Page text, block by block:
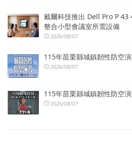
戴爾科技推出 Dell Pro P
整合小型會議室所需設備
2026/08/07
115年苗栗縣城鎮韌性防空演
2026/08/07
115年苗栗縣城鎮韌性防空
2026/08/07